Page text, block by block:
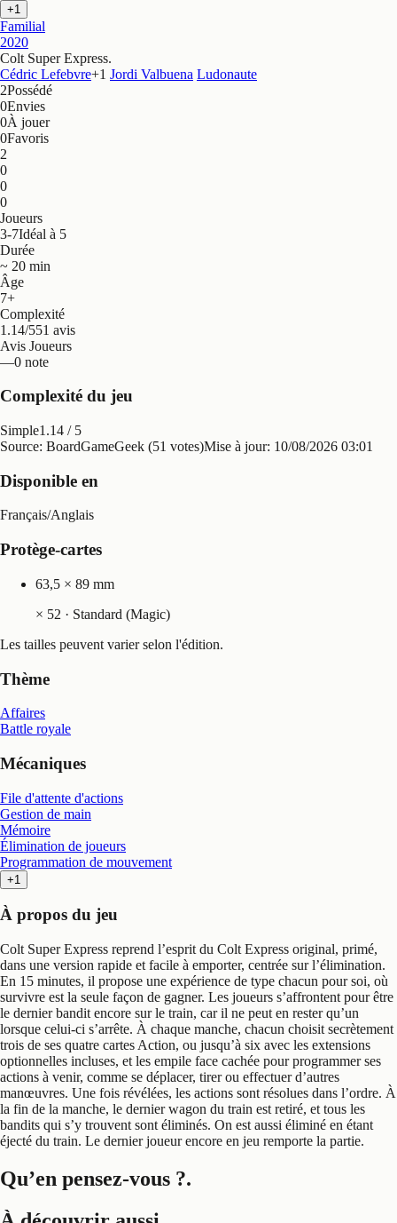
+1
Familial
2020
Colt Super Express.
Cédric Lefebvre+1 Jordi Valbuena Ludonaute
2Possédé
0Envies
0À jouer
0Favoris
2
0
0
0
Joueurs
3-7Idéal à 5
Durée
~ 20 min
Âge
7+
Complexité
1.14/551 avis
Avis Joueurs
—0 note
Complexité du jeu
Simple1.14 / 5
Source: BoardGameGeek (51 votes)Mise à jour: 10/08/2026 03:01
Disponible en
Français/Anglais
Protège-cartes
63,5 × 89 mm
× 52 · Standard (Magic)
Les tailles peuvent varier selon l'édition.
Thème
Affaires
Battle royale
Mécaniques
File d'attente d'actions
Gestion de main
Mémoire
Élimination de joueurs
Programmation de mouvement
+1
À propos du jeu
Colt Super Express reprend l’esprit du Colt Express original, primé,
dans une version rapide et facile à emporter, centrée sur l’élimination.
En 15 minutes, il propose une expérience de type chacun pour soi, où
survivre est la seule façon de gagner. Les joueurs s’affrontent pour être
le dernier bandit encore sur le train, car il ne peut en rester qu’un
lorsque celui-ci s’arrête. À chaque manche, chacun choisit secrètement
trois de ses quatre cartes Action, ou jusqu’à six avec les extensions
optionnelles incluses, et les empile face cachée pour programmer ses
actions à venir, comme se déplacer, tirer ou effectuer d’autres
manœuvres. Une fois révélées, les actions sont résolues dans l’ordre. À
la fin de la manche, le dernier wagon du train est retiré, et tous les
bandits qui s’y trouvent sont éliminés. On est aussi éliminé en étant
éjecté du train. Le dernier joueur encore en jeu remporte la partie.
Qu’en pensez-vous ?.